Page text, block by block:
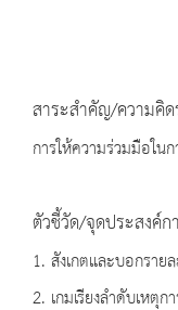
สาระสำคัญ/ความคิ
การให้ความร่วมมือใ
ตัวชี้วัด/จุดประสงค์ก
1. สังเกตและบอกราย
2. เกมเรียงลำดับเหตุ